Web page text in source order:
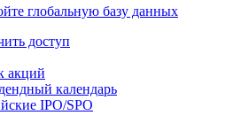
7-дневный
глобальную базу данных
доступ